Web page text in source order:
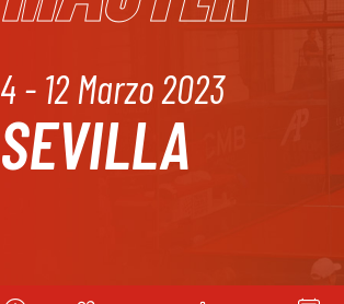
4 - 12 Marzo 2023
SEVILLA